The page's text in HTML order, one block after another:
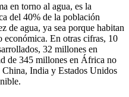
en torno al agua, es la
del 40% de la población
de agua, ya sea porque habitan
económica. En otras cifras, 10
32 millones en
de 345 millones en África no
China, India y Estados Unidos